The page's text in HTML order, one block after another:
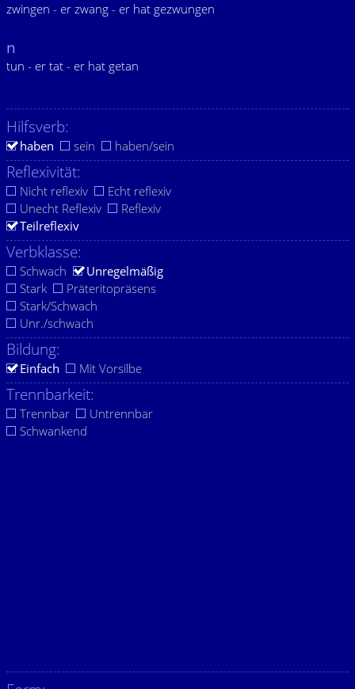
zwingen - er zwang - er hat gezwungen
n
tun - er tat - er hat getan
Hilfsverb:
haben sein haben/sein
Reflexivität:
Nicht reflexiv
Echt reflexiv
Unecht Reflexiv
Reflexiv
Teilreflexiv
Verbklasse:
Schwach
Unregelmäßig
Stark
Präteritopräsens
Stark/Schwach
Unr./schwach
Bildung:
Einfach Mit Vorsilbe
Trennbarkeit:
Trennbar
Untrennbar
Schwankend